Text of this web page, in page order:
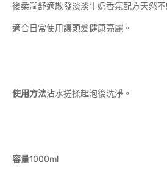
後柔潤舒適散發淡淡牛奶香氣配方天然不
適合日常使用讓頭髮健康亮麗。
使用方法沾水搓揉起泡後洗淨。
容量1000ml